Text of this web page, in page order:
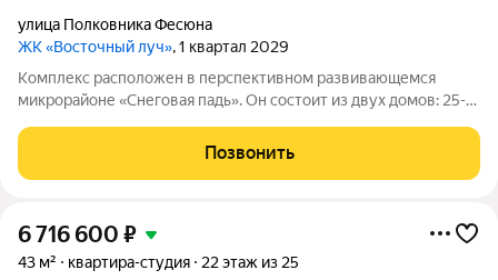
улица Полковника Фесюна
ЖК «Восточный луч», 1 квартал 2029
Комплекс расположен в перспективном развивающемся
микрорайоне «Снеговая падь». Он состоит из двух домов: 25-
соответствует высоким стандартам качества жизни,
комфортного времяпрепровождения. Так же в
Позвонить
6 716 600 ₽
43 м² квартира-студия 22 этаж из 25